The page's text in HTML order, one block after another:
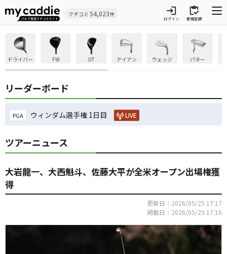
クチコミ 54,023件 login
ログイン
inventory
新規登録
ドライバー FW UT アイアン ウェッジ パター
リーダーボード
PGA ウィンダム選手権 1日目 LIVE
ツアーニュース
大岩龍一、大西魁斗、佐藤大平が全米オープン出場権獲
得
更新日：2026/05/25 17:17
掲載日：2026/05/25 17:16